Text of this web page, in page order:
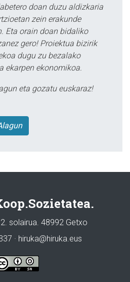
doan duzu aldizkaria
zein erakunde
Eta orain doan bidaliko
gero! Proiektua bizirik
dugu zu bezalako
ekarpen ekonomikoa.
eta gozatu euskaraz!
solairua. 48992 Getxo
· hiruka@hiruka.eus